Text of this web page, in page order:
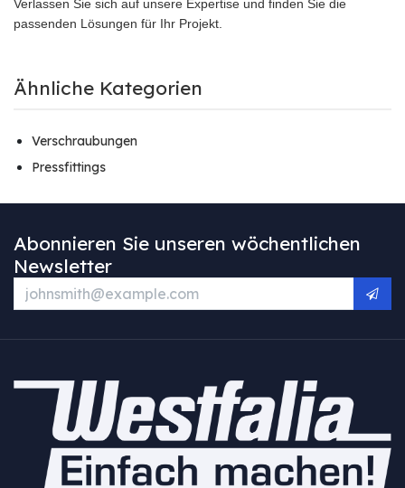
Verlassen Sie sich auf unsere Expertise und finden Sie die
passenden Lösungen für Ihr Projekt.
Ähnliche Kategorien
Verschraubungen
Pressfittings
Abonnieren Sie unseren wöchentlichen
Newsletter